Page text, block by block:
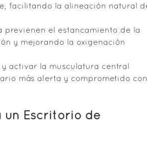
facilitando la alineación natural
previenen el estancamiento de la
y mejorando la oxigenación
activar la musculatura central
más alerta y comprometido con
un Escritorio de